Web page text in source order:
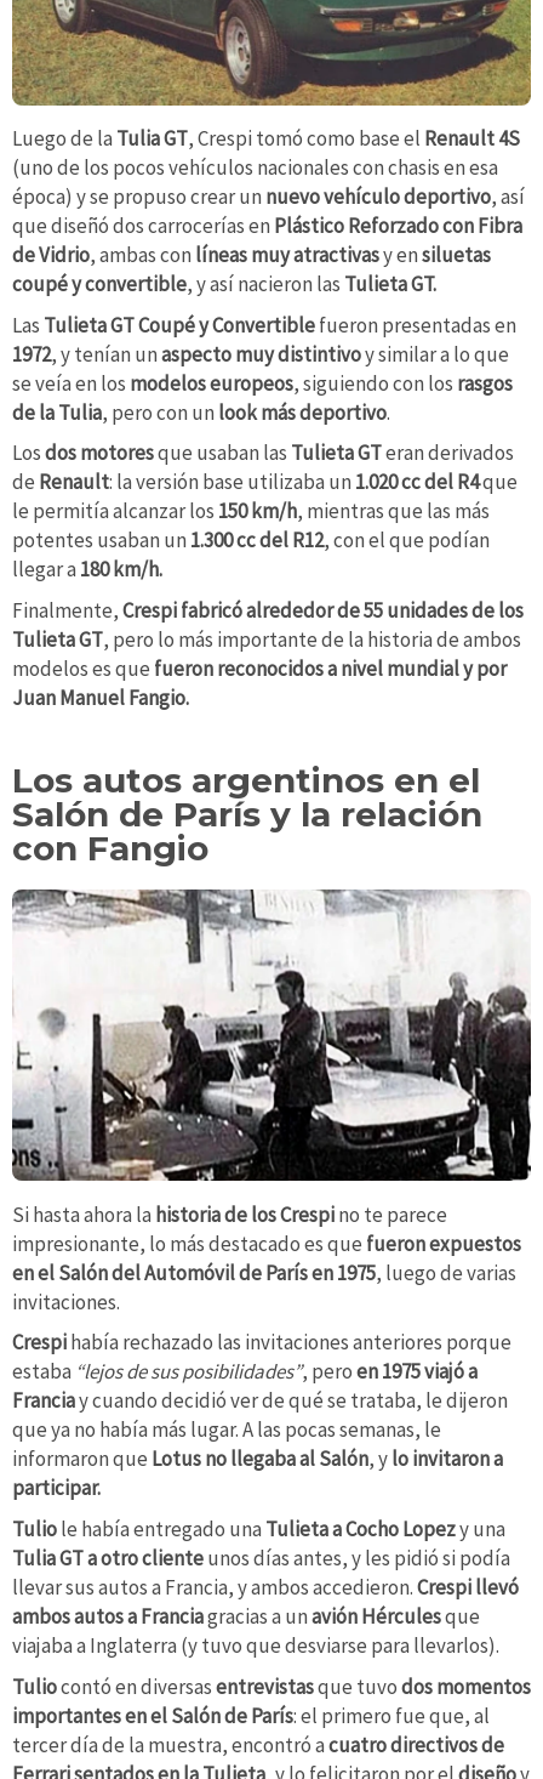
Luego de la Tulia GT, Crespi tomó como base el Renault 4S
(uno de los pocos vehículos nacionales con chasis en esa
época) y se propuso crear un nuevo vehículo deportivo, así
que diseñó dos carrocerías en Plástico Reforzado con Fibra
de Vidrio, ambas con líneas muy atractivasy ensiluetas
coupé y convertible, y así nacieron las Tulieta GT.
Las Tulieta GT Coupé y Convertiblefueron presentadas en
1972, y tenían unaspecto muy distintivoy similar a lo que
se veía en los modeloseuropeos, siguiendo con los rasgos
de laTulia, pero con un look más deportivo.
Losdos motoresque usaban las TulietaGTeran derivados
de Renault: la versión base utilizaba un 1.020 cc del R4que
le permitía alcanzar los 150 km/h, mientras que las más
potentes usaban un 1.300 cc del R12, con el que podían
llegar a 180 km/h.
Finalmente,Crespi fabricó alrededor de 55 unidades de los
Tulieta GT, pero lo más importante de la historia de ambos
modelos es que fueron reconocidos a nivel mundial y por
Juan Manuel Fangio.
Los autos argentinos en el
Salón de París y la relación
con Fangio
Si hasta ahora la historia de los Crespino te parece
impresionante, lo más destacado es que fueron expuestos
en el Salón del Automóvil de París en 1975, luego de varias
invitaciones.
Crespihabía rechazado las invitaciones anteriores porque
estaba “lejos de sus posibilidades”, peroen 1975 viajó a
Franciay cuando decidió ver de qué se trataba, le dijeron
que ya no había más lugar. A las pocas semanas, le
informaron que Lotus no llegaba al Salón, ylo invitaron a
participar.
Tuliole había entregado una Tulieta a Cocho Lopezy una
Tulia GTa otroclienteunos días antes, y les pidió si podía
llevar sus autos a Francia, y ambos accedieron.Crespi llevó
ambos autos a Franciagracias a unavión Hérculesque
viajaba a Inglaterra (y tuvo que desviarse para llevarlos).
Tuliocontó en diversasentrevistasque tuvodos momentos
importantes en el Salón de París: el primero fue que, al
tercer día de la muestra, encontró acuatro directivos de